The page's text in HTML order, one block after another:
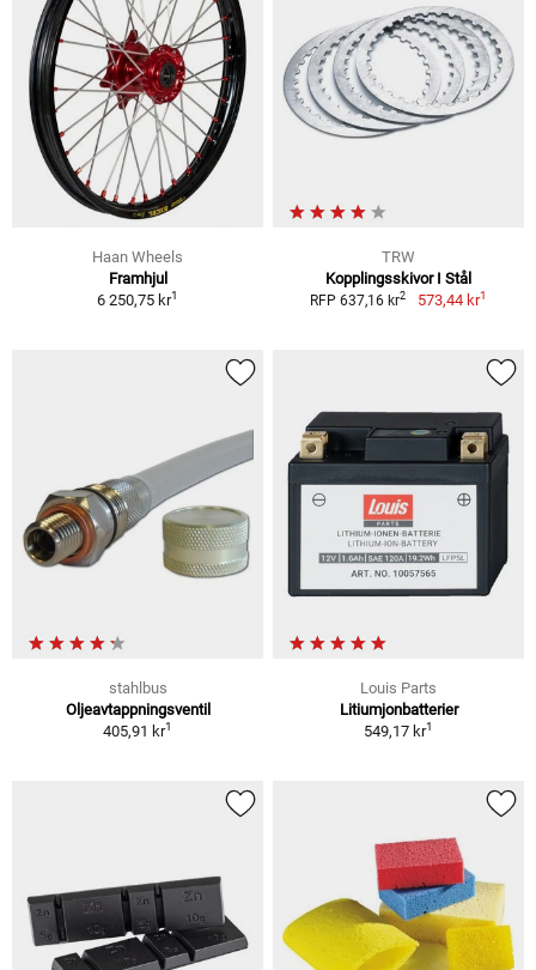
Haan Wheels
Framhjul
6 250,75 kr1
TRW
Kopplingsskivor I Stål
RFP 637,16 kr2 573,44 kr1
stahlbus
Oljeavtappningsventil
405,91 kr1
Louis Parts
Litiumjonbatterier
549,17 kr1